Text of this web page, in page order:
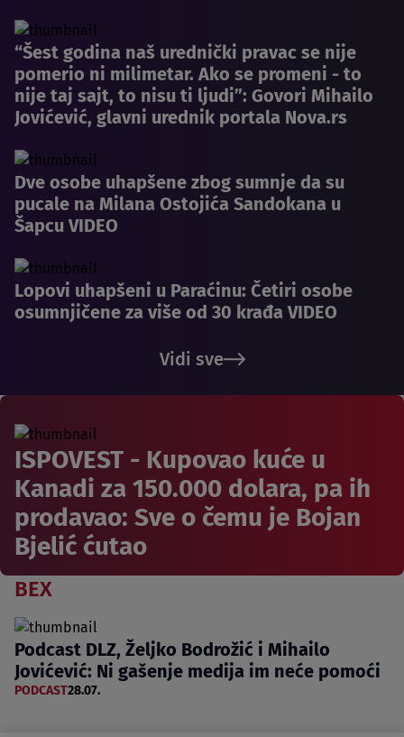
“Šest godina naš urednički pravac se nije
pomerio ni milimetar. Ako se promeni - to
nije taj sajt, to nisu ti ljudi”: Govori Mihailo
Jovićević, glavni urednik portala Nova.rs
Dve osobe uhapšene zbog sumnje da su
pucale na Milana Ostojića Sandokana u
Šapcu VIDEO
Lopovi uhapšeni u Paraćinu: Četiri osobe
osumnjičene za više od 30 krađa VIDEO
Vidi sve
ISPOVEST - Kupovao kuće u
Kanadi za 150.000 dolara, pa ih
prodavao: Sve o čemu je Bojan
Bjelić ćutao
BEX
Podcast DLZ, Željko Bodrožić i Mihailo
Jovićević: Ni gašenje medija im neće pomoći
PODCAST28.07.